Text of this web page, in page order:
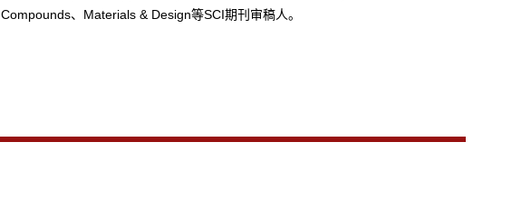
Compounds、Materials & Design等SCI期刊审稿人。